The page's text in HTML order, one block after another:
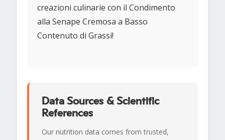
creazioni culinarie con il Condimento
alla Senape Cremosa a Basso
Contenuto di Grassi!
Data Sources & Scientific
References
Our nutrition data comes from trusted,